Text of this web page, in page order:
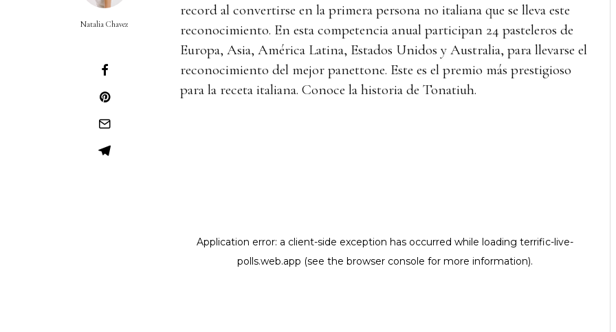
Natalia Chavez
record al convertirse en la primera persona no italiana que se lleva este
reconocimiento. En esta competencia anual participan 24 pasteleros de
Europa, Asia, América Latina, Estados Unidos y Australia, para llevarse el
reconocimiento del mejor panettone. Este es el premio más prestigioso
para la receta italiana. Conoce la historia de Tonatiuh.